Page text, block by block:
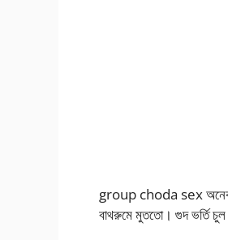
group choda sex অনেক
বাথরুমে মুততো। গুদ ভর্তি